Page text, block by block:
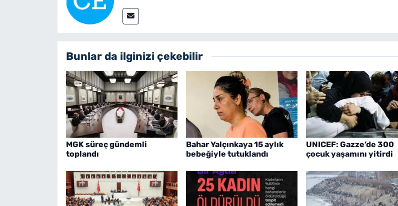
Bunlar da ilginizi çekebilir
MGK süreç gündemli
toplandı
Bahar Yalçınkaya 15 aylık
bebeğiyle tutuklandı
UNICEF: Gazze’de 300
çocuk yaşamını yitirdi